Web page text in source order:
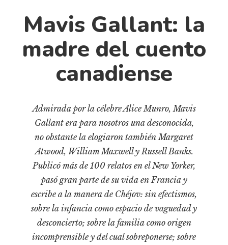
Diccionario portátil de la literatura chilena
Fragmentos
Lagunas mentales
Libros usados
Literatura
Medioambiente
Narrativas visuales
Pensamiento
Pensamiento ilustrado
Mavis Gallant: la
madre del cuento
canadiense
Admirada por la célebre Alice Munro, Mavis
Gallant era para nosotros una desconocida,
no obstante la elogiaron también Margaret
Atwood, William Maxwell y Russell Banks.
Publicó más de 100 relatos en el New Yorker,
pasó gran parte de su vida en Francia y
escribe a la manera de Chéjov: sin efectismos,
sobre la infancia como espacio de vaguedad y
desconcierto; sobre la familia como origen
incomprensible y del cual sobreponerse; sobre